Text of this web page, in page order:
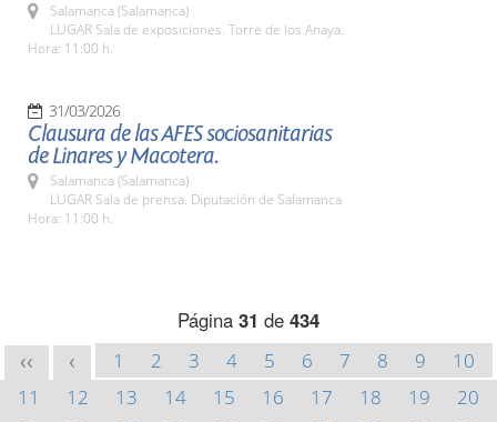
Salamanca (Salamanca)
LUGAR Sala de exposiciones. Torre de los Anaya.
Hora: 11:00 h.
31/03/2026
Clausura de las AFES sociosanitarias
de Linares y Macotera.
Salamanca (Salamanca)
LUGAR Sala de prensa. Diputación de Salamanca
Hora: 11:00 h.
Página 31 de 434
<< < 1 2 3 4 5 6 7 8 9
10
11
12 13 14 15 16 17 18 19
20